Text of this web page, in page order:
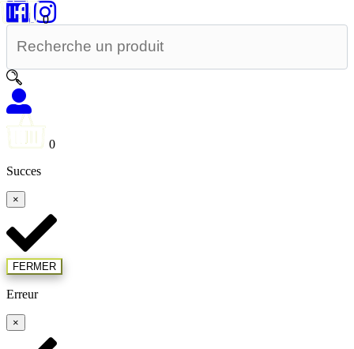
0
|
0
Succes
×
FERMER
Erreur
×